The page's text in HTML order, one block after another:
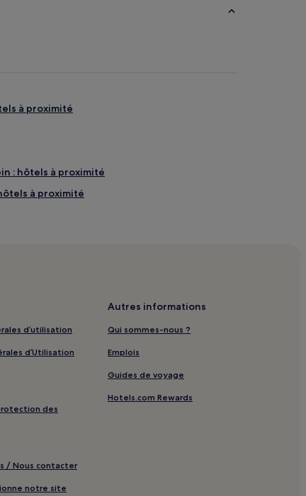
à proximité
: hôtels à proximité
à proximité
Hôtels avec parking
d’utilisation
d’Utilisation
des
/ Nous contacter
notre site
Autres informations
Qui sommes-nous ?
Emplois
Guides de voyage
Hotels.com Rewards